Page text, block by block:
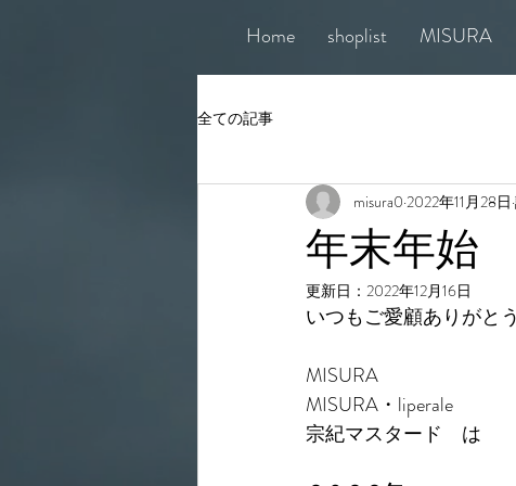
Home shoplist MISURA
全ての記事
年末年始
misura0 2022年11月28日
更新日： 2022年12月16日
いつもご愛顧ありがと
MISURA
MISURA・liperale
宗紀マスタード　は